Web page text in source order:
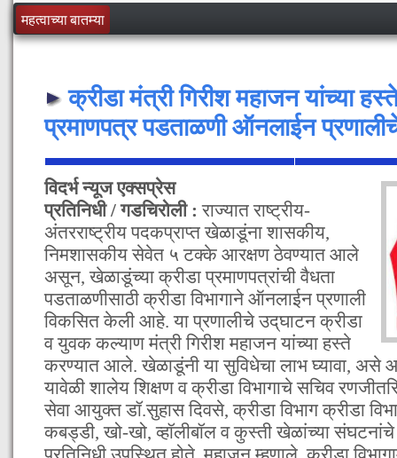
महत्वाच्या बातम्या
क्रीडा मंत्री गिरीश महाजन यांच्या
प्रमाणपत्र पडताळणी ऑनलाईन
विदर्भ न्यूज एक्सप्रेस
प्रतिनिधी / गडचिरोली : राज्यात राष्ट्रीय-
अंतरराष्ट्रीय पदकप्राप्त खेळाडूंना शासकीय,
निमशासकीय सेवेत ५ टक्के आरक्षण ठेवण्यात आले
असून, खेळाडूंच्या क्रीडा प्रमाणपत्रांची वैधता
पडताळणीसाठी क्रीडा विभागाने ऑनलाईन प्रणाली
विकसित केली आहे. या प्रणालीचे उद्‌घाटन क्रीडा
व युवक कल्याण मंत्री गिरीश महाजन यांच्या हस्ते
करण्यात आले. खेळाडूंनी या सुविधेचा लाभ घ्यावा, असे
यावेळी शालेय शिक्षण व क्रीडा विभागाचे सचिव
सेवा आयुक्त डॉ.सुहास दिवसे, क्रीडा विभाग क्रीडा
कबड्डी, खो-खो, व्हॉलीबॉल व कुस्ती खेळांच्या संघटनांचे